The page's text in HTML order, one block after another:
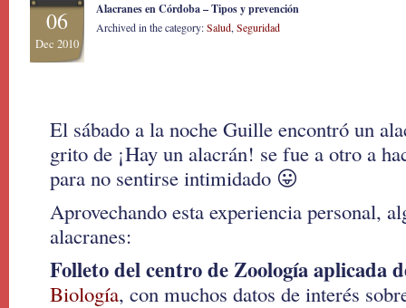
06
Dec 2010
Alacranes en Córdoba – Tipos y prevención
Archived in the category:Salud, Seguridad
El sábado a la noche Guille encontró un
grito de ¡Hay un alacrán! se fue a otro a
para no sentirse intimidado 😛
Aprovechando esta experiencia personal,
alacranes:
Folleto del centro de Zoología aplicada
Biología, con muchos datos de interés